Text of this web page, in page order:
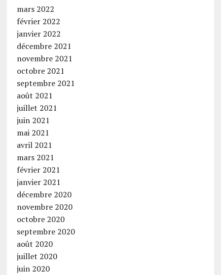
mars 2022
février 2022
janvier 2022
décembre 2021
novembre 2021
octobre 2021
septembre 2021
août 2021
juillet 2021
juin 2021
mai 2021
avril 2021
mars 2021
février 2021
janvier 2021
décembre 2020
novembre 2020
octobre 2020
septembre 2020
août 2020
juillet 2020
juin 2020